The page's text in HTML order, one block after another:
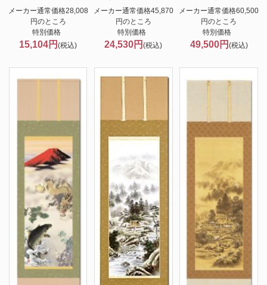
メーカー通常価格28,008
円のところ
特別価格
15,104円(税込)
メーカー通常価格45,870
円のところ
特別価格
24,530円(税込)
メーカー通常価格60,500
円のところ
特別価格
49,500円 (税込)